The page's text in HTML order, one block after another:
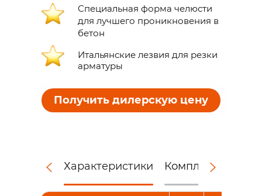
Специальная форма челюсти
для лучшего проникновения в
бетон
Итальянские лезвия для резки
арматуры
Получить дилерскую цену
Характеристики Комплектация